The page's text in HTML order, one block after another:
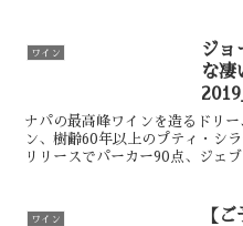
ワイン
ジョ
な凄
2019
ナパの最高峰ワインを造るドリ
ン、樹齢60年以上のプティ・シ
リリースでパーカー90点、ジェ
ワイン
【